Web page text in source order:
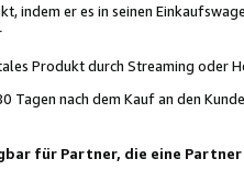
indem er es in seinen
Produkt durch Streaming oder
nach dem Kauf an den
für Partner, die eine